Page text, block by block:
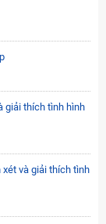
giải thích tình hình
xét và giải thích tình